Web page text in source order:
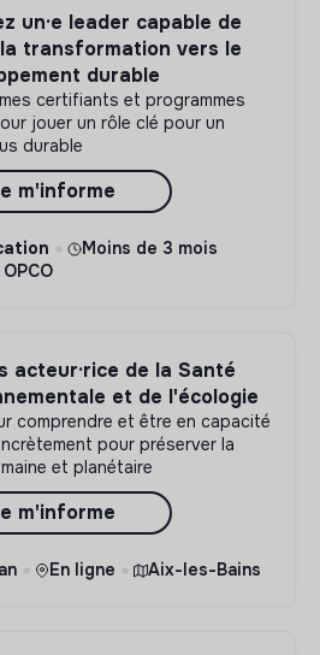
un·e leader capable de
transformation vers le
durable
certifiants et programmes
jouer un rôle clé pour un
durable
m'informe
Moins de 3 mois
OPCO
acteur·rice de la Santé
et de l'écologie
comprendre et être en capacité
pour préserver la
et planétaire
m'informe
En ligne Aix-les-Bains